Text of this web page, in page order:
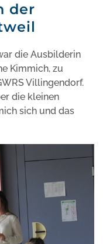
der
die Ausbilderin
Kimmich, zu
Villingendorf.
die kleinen
sich und das